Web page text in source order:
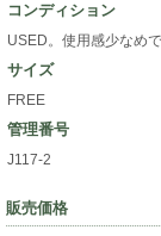
コンディション
USED。使用感少なめ
サイズ
FREE
管理番号
J117-2
販売価格